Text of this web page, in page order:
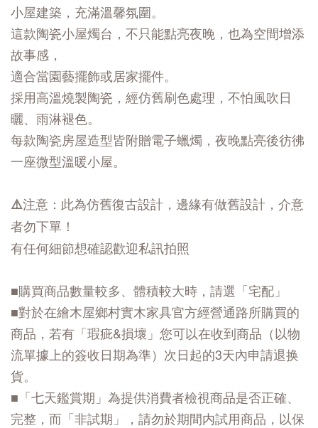
小屋建築，充滿溫馨氛圍。
這款陶瓷小屋燭台，不只能點亮夜晚，也為空間增添
故事感，
適合當園藝擺飾或居家擺件。
採用高溫燒製陶瓷，經仿舊刷色處理，不怕風吹日
曬、雨淋褪色。
每款陶瓷房屋造型皆附贈電子蠟燭，夜晚點亮後彷彿
一座微型溫暖小屋。
⚠️注意：此為仿舊復古設計，邊緣有做舊設計，介意
者勿下單！
有任何細節想確認歡迎私訊拍照
■購買商品數量較多、體積較大時，請選「宅配」
■對於在繪木屋鄉村實木家具官方經營通路所購買的
商品，若有「瑕疵&損壞」您可以在收到商品（以物
流單據上的簽收日期為準）次日起的3天內申請退换
貨。
■「七天鑑賞期」為提供消費者檢視商品是否正確、
完整，而「非試期」，請勿於期間内試用商品，以保